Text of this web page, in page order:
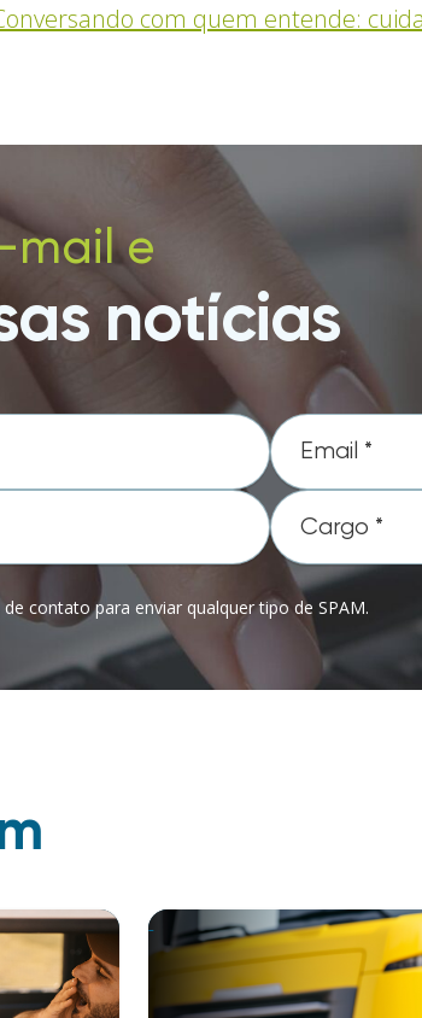
com quem entende:
mail e
notícias
contato para enviar qualquer tipo de SPAM.